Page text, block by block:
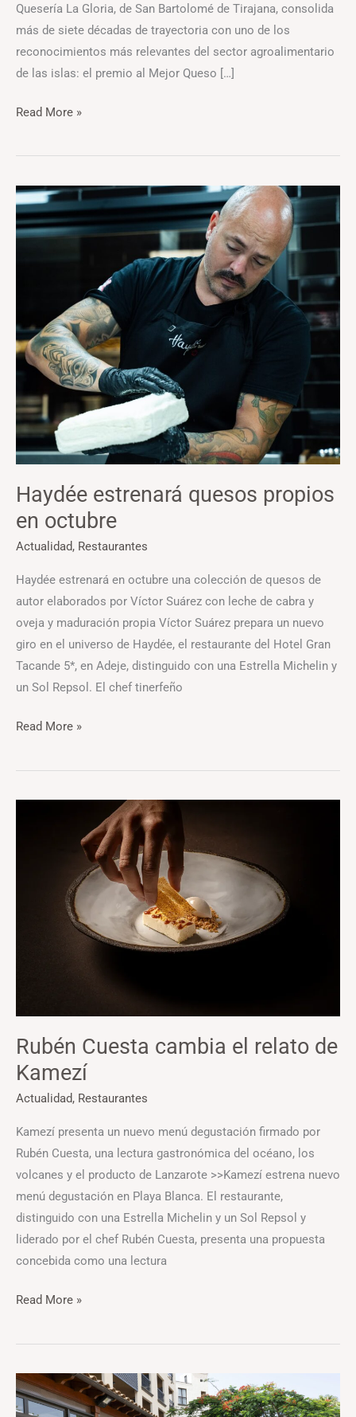
Quesería La Gloria, de San Bartolomé de Tirajana, consolida
más de siete décadas de trayectoria con uno de los
reconocimientos más relevantes del sector agroalimentario
de las islas: el premio al Mejor Queso […]
Read More »
Haydée estrenará quesos propios
en octubre
Actualidad, Restaurantes
Haydée estrenará en octubre una colección de quesos de
autor elaborados por Víctor Suárez con leche de cabra y
oveja y maduración propia Víctor Suárez prepara un nuevo
giro en el universo de Haydée, el restaurante del Hotel Gran
Tacande 5*, en Adeje, distinguido con una Estrella Michelin y
un Sol Repsol. El chef tinerfeño
Haydée
estrenará
quesos
Read More »
Rubén Cuesta cambia el relato de
Kamezí
Actualidad, Restaurantes
Kamezí presenta un nuevo menú degustación firmado por
Rubén Cuesta, una lectura gastronómica del océano, los
volcanes y el producto de Lanzarote >>Kamezí estrena nuevo
menú degustación en Playa Blanca. El restaurante,
distinguido con una Estrella Michelin y un Sol Repsol y
liderado por el chef Rubén Cuesta, presenta una propuesta
concebida como una lectura
Read More »
La
sostenibilidad